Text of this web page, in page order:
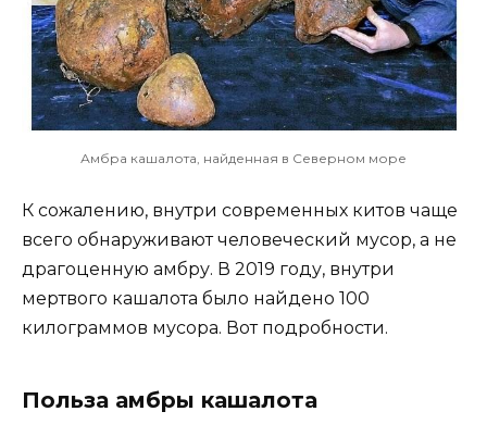
Амбра кашалота, найденная в Северном море
К сожалению, внутри современных китов чаще
всего обнаруживают человеческий мусор, а не
драгоценную амбру. В 2019 году, внутри
мертвого кашалота было найдено 100
килограммов мусора. Вот подробности.
Польза амбры кашалота